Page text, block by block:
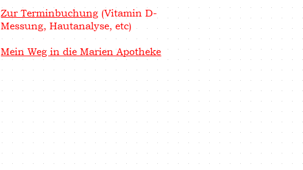
Zur Terminbuchung (Vitamin D-
Messung, Hautanalyse, etc)
Mein Weg in die Marien Apotheke